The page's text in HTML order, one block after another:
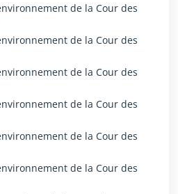
de la Cour des
de la Cour des
de la Cour des
de la Cour des
de la Cour des
de la Cour des